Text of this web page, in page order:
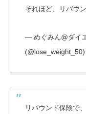
それほど、リバウ
— めぐみん@ダイ
(@lose_weight_50)
リバウンド保険で